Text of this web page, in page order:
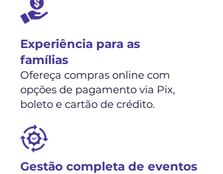
Ofereça compras online com
opções de pagamento via Pix,
boleto e cartão de crédito.
Experiência para as
famílias
Gestão completa de eventos